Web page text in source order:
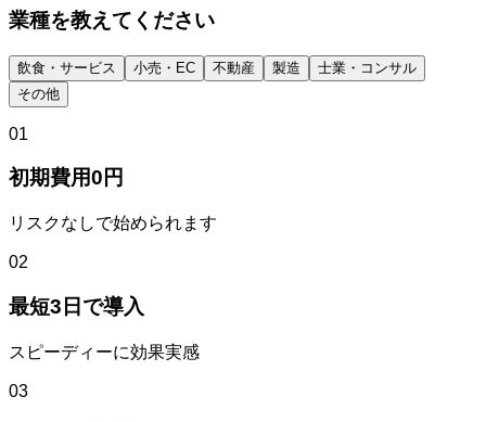
業種を教えてください
飲食・サービス 小売・EC 不動産 製造
士業・コンサル
その他
01
初期費用0円
リスクなしで始められます
02
最短3日で導入
スピーディーに効果実感
03